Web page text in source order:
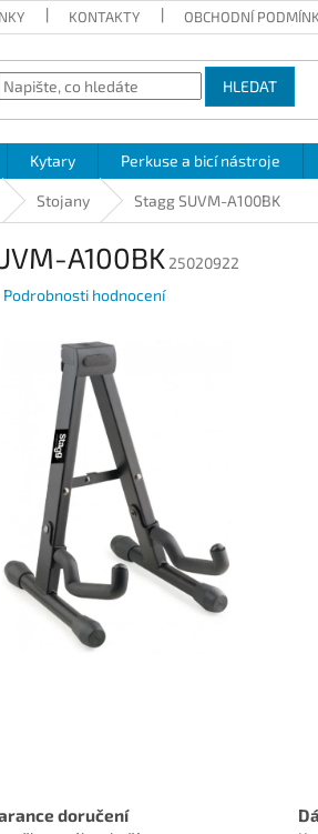
KONTAKTY OBCHODNÍ
HLEDAT
Kytary Perkuse a bicí nástroje
Stojany Stagg SUVM-A100BK
A100BK25020922
Podrobnosti hodnocení
doručení